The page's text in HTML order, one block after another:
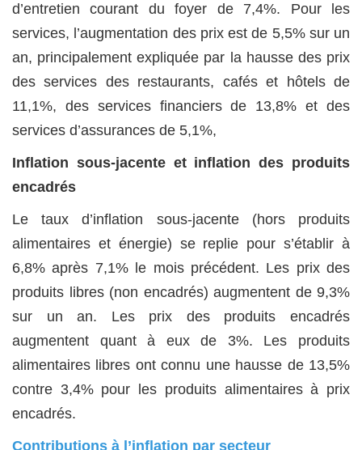
d’entretien courant du foyer de 7,4%. Pour les
services, l’augmentation des prix est de 5,5% sur un
an, principalement expliquée par la hausse des prix
des services des restaurants, cafés et hôtels de
11,1%, des services financiers de 13,8% et des
services d’assurances de 5,1%,
Inflation sous-jacente et inflation des produits
encadrés
Le taux d’inflation sous-jacente (hors produits
alimentaires et énergie) se replie pour s’établir à
6,8% après 7,1% le mois précédent. Les prix des
produits libres (non encadrés) augmentent de 9,3%
sur un an. Les prix des produits encadrés
augmentent quant à eux de 3%. Les produits
alimentaires libres ont connu une hausse de 13,5%
contre 3,4% pour les produits alimentaires à prix
encadrés.
Contributions à l’inflation par secteur